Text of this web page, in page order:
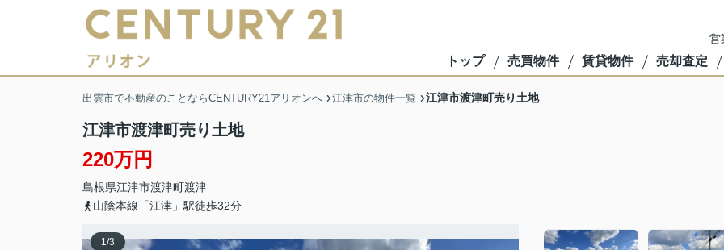
営
トップ 売買物件 賃貸物件 売却査定
出雲市で不動産のことならCENTURY21アリオンへ 江津市の物件一覧 江津市渡津町売り土地
江津市渡津町売り土地
220万円
島根県江津市渡津町渡津
山陰本線「江津」駅徒歩32分
1/3